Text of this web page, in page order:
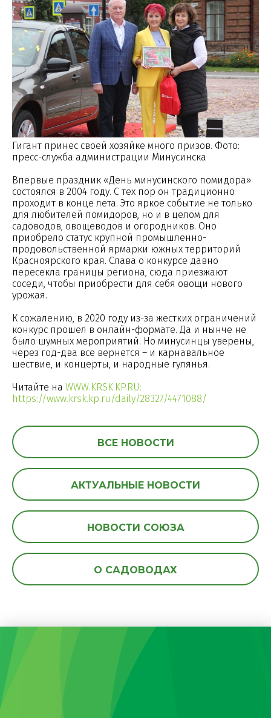
Гигант принес своей хозяйке много призов. Фото:
пресс-служба администрации Минусинска
Впервые праздник «День минусинского помидора»
состоялся в 2004 году. С тех пор он традиционно
проходит в конце лета. Это яркое событие не только
для любителей помидоров, но и в целом для
садоводов, овощеводов и огородников. Оно
приобрело статус крупной промышленно-
продовольственной ярмарки южных территорий
Красноярского края. Слава о конкурсе давно
пересекла границы региона, сюда приезжают
соседи, чтобы приобрести для себя овощи нового
урожая.
К сожалению, в 2020 году из-за жестких ограничений
конкурс прошел в онлайн-формате. Да и нынче не
было шумных мероприятий. Но минусинцы уверены,
через год-два все вернется – и карнавальное
шествие, и концерты, и народные гулянья.
Читайте на WWW.KRSK.KP.RU:
https://www.krsk.kp.ru/daily/28327/4471088/
ВСЕ НОВОСТИ
АКТУАЛЬНЫЕ НОВОСТИ
НОВОСТИ СОЮЗА
О САДОВОДАХ